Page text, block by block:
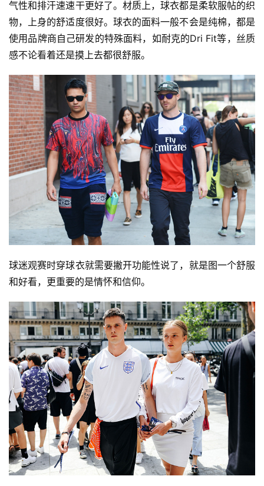
气性和排汗速速干更好了。材质上，球衣都是柔软服帖的织
物，上身的舒适度很好。球衣的面料一般不会是纯棉，都是
使用品牌商自己研发的特殊面料，如耐克的Dri Fit等，丝质
感不论看着还是摸上去都很舒服。
球迷观赛时穿球衣就需要撇开功能性说了，就是图一个舒服
和好看，更重要的是情怀和信仰。